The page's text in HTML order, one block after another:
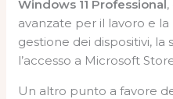
Windows 11 Professional
avanzate per il lavoro e
gestione dei dispositivi, la
l’accesso a Microsoft
Un altro punto a favore